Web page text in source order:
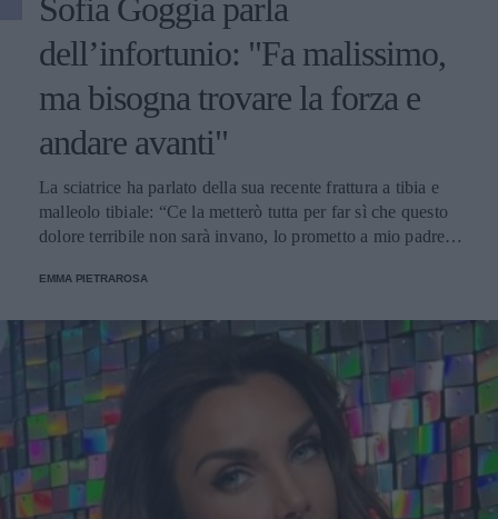
Sofia Goggia parla
dell’infortunio: "Fa malissimo,
ma bisogna trovare la forza e
andare avanti"
La sciatrice ha parlato della sua recente frattura a tibia e
malleolo tibiale: “Ce la metterò tutta per far sì che questo
dolore terribile non sarà invano, lo prometto a mio padre e
EMMA PIETRAROSA